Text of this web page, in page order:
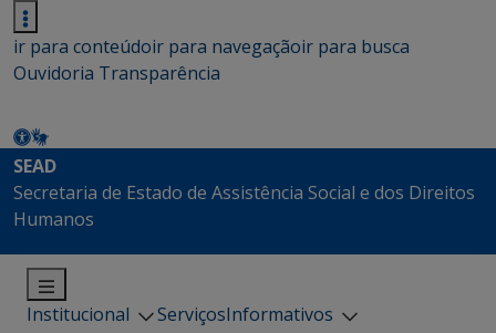
ir para conteúdoir para navegaçãoir para busca
Ouvidoria Transparência
SEAD
Secretaria de Estado de Assistência Social e dos Direitos
Humanos
Institucional ServiçosInformativos